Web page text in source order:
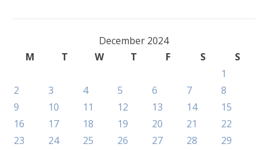
December 2024
M
T W T F S
S
1
2
3 4 5 6 7
8
9
10 11 12 13 14
15
16
17 18 19 20 21
22
23
24 25 26 27 28
29